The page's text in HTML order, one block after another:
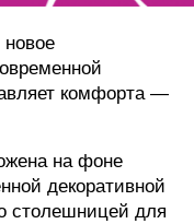
комфорта —
на фоне
декоративной
столешницей для